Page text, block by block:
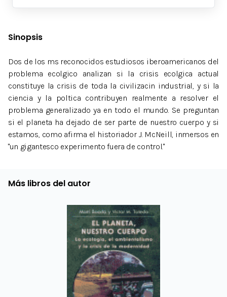
Sinopsis
Dos de los ms reconocidos estudiosos iberoamericanos del
problema ecolgico analizan si la crisis ecolgica actual
constituye la crisis de toda la civilizacin industrial, y si la
ciencia y la poltica contribuyen realmente a resolver el
problema generalizado ya en todo el mundo. Se preguntan
si el planeta ha dejado de ser parte de nuestro cuerpo y si
estamos, como afirma el historiador J. McNeill, inmersos en
"un gigantesco experimento fuera de control."
Más libros del autor